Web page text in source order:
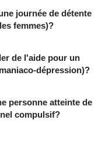
journée de détente
femmes)?
de l'aide pour un
dépression)?
personne atteinte de
compulsif?